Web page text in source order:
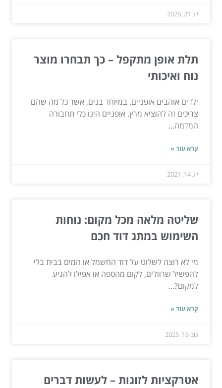
יונ 21, 2026
תלת אופן מתקפל – כך תבחרו מוצר
נוח ואיכותי
ילדים אוהבים אופניים. במיוחד בנים, אשר כל מה שהם
צריכים זה להוציא מרץ. אופניים הינו כלי תחבורה
המדמה...
קרא עוד »
יונ 14, 2021
שליטה מלאה מכל מקום: נוחות
השימוש במתג דוד חכם
מי לא רוצה לשלוט על דוד החשמל או המים בבית בלי
להפשיל שרוולים, לקום מהספה או אפילו להגיע
למקום?...
קרא עוד »
נוב 16, 2025
אטרקציות לזוגות – לעשות דברים